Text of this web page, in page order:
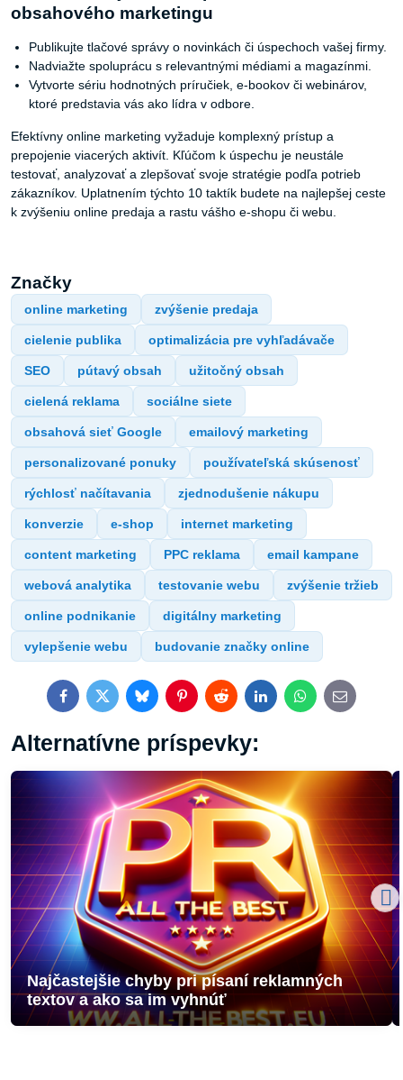
obsahového marketingu
Publikujte tlačové správy o novinkách či úspechoch vašej firmy.
Nadviažte spoluprácu s relevantnými médiami a magazínmi.
Vytvorte sériu hodnotných príručiek, e-bookov či webinárov,
ktoré predstavia vás ako lídra v odbore.
Efektívny online marketing vyžaduje komplexný prístup a
prepojenie viacerých aktivít. Kľúčom k úspechu je neustále
testovať, analyzovať a zlepšovať svoje stratégie podľa potrieb
zákazníkov. Uplatnením týchto 10 taktík budete na najlepšej ceste
k zvýšeniu online predaja a rastu vášho e-shopu či webu.
Značky
online marketing zvýšenie predaja
cielenie publika optimalizácia pre vyhľadávače
SEO pútavý obsah užitočný obsah
cielená reklama sociálne siete
obsahová sieť Google emailový marketing
personalizované ponuky používateľská skúsenosť
rýchlosť načítavania zjednodušenie nákupu
konverzie e-shop internet marketing
content marketing PPC reklama email kampane
webová analytika testovanie webu zvýšenie tržieb
online podnikanie digitálny marketing
vylepšenie webu budovanie značky online
FacebookTwitterBlueskyPinterestRedditLinkedInWhatsApp
E-
mail
Alternatívne príspevky:
Najčastejšie chyby pri písaní reklamných
textov a ako sa im vyhnúť